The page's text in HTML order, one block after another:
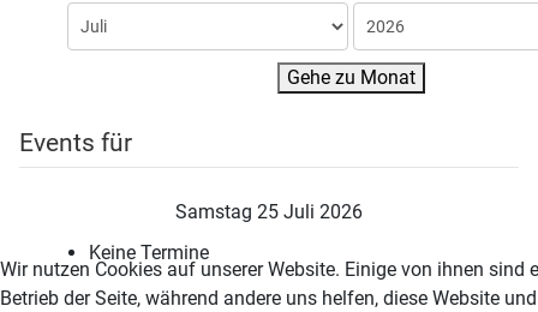
Gehe zu Monat
Events für
Samstag 25 Juli 2026
Keine Termine
Wir nutzen Cookies auf unserer Website. Einige von ihnen sind
Betrieb der Seite, während andere uns helfen, diese Website